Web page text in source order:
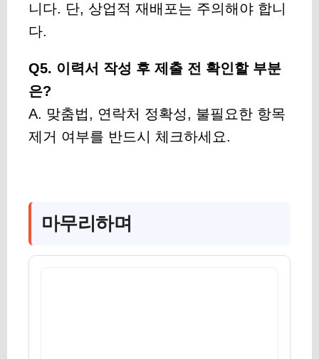
니다. 단, 상업적 재배포는 주의해야 합니
다.
Q5. 이력서 작성 후 제출 전 확인할 부분
은?
A. 맞춤법, 연락처 정확성, 불필요한 항목
제거 여부를 반드시 체크하세요.
마무리하며